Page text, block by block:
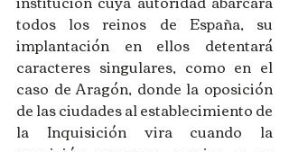
todos los reinos de España, su
implantación en ellos detentará
caracteres singulares, como en el
caso de Aragón, donde la oposición
de las ciudades al establecimiento de
la Inquisición vira cuando la